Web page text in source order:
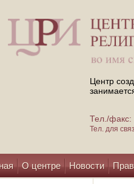
Центр
Тел./
Тел. для
О центре Новости